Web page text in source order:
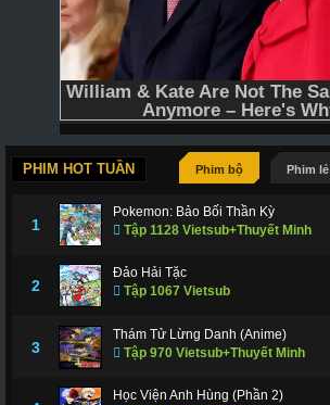
PHIM HOT TUẦN Phim bộ Phim lẻ
1
Pokemon: Bảo Bối Thần Kỳ
Tập 1128 Vietsub+Thuyết Minh
2
Đảo Hải Tặc
Tập 1067 Vietsub
3
Thám Tử Lừng Danh (Anime)
Tập 970 Vietsub+Thuyết Minh
Học Viện Anh Hùng (Phần 2)